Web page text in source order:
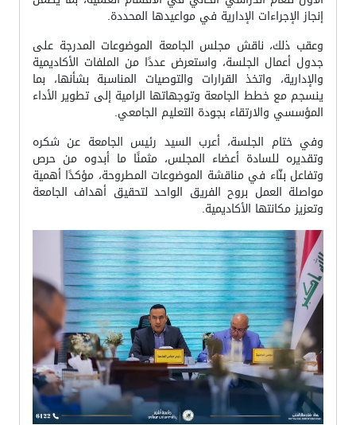
إنجاز الإجراءات الإدارية في مواعيدها المحددة.
وعقب ذلك، ناقش مجلس الجامعة الموضوعات المدرجة على
جدول أعمال الجلسة، واستعرض عددًا من الملفات الأكاديمية
والإدارية، واتخذ القرارات والتوصيات المناسبة بشأنها، بما
ينسجم مع خطط الجامعة وتوجهاتها الرامية إلى تطوير الأداء
المؤسسي والارتقاء بجودة التعليم الجامعي.
وفي ختام الجلسة، أعرب السيد رئيس الجامعة عن شكره
وتقديره للسادة أعضاء المجلس، مثمنًا ما أبدوه من حرص
وتفاعل بنّاء في مناقشة الموضوعات المطروحة، مؤكدًا أهمية
مواصلة العمل بروح الفريق الواحد لتحقيق أهداف الجامعة
وتعزيز مكانتها الأكاديمية.